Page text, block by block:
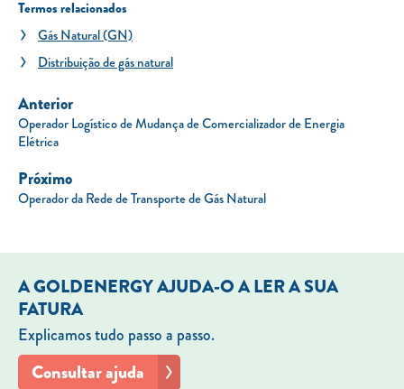
Termos relacionados
Gás Natural (GN)
Distribuição de gás natural
Anterior
Operador Logístico de Mudança de Comercializador de Energia
Elétrica
Próximo
Operador da Rede de Transporte de Gás Natural
A GOLDENERGY AJUDA-O A LER A SUA
FATURA
Explicamos tudo passo a passo.
Consultar ajuda